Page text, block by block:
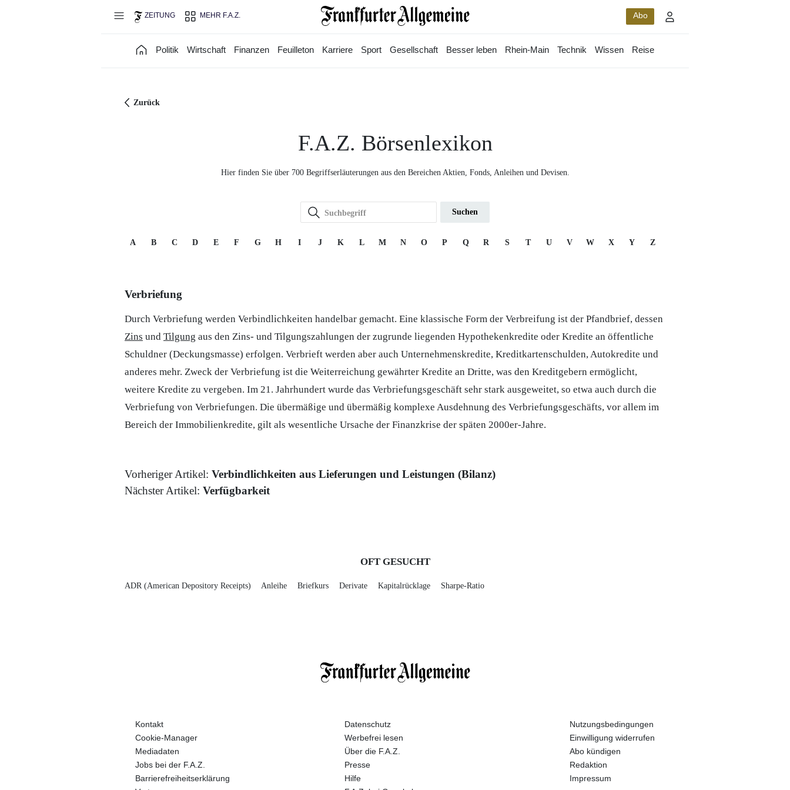
ZEITUNG MEHR F.A.Z. Abo
Politik Wirtschaft Finanzen Feuilleton Karriere Sport Gesellschaft Besser leben Rhein-Main Technik Wissen Reise
Zurück
F.A.Z. Börsenlexikon
Hier finden Sie über 700 Begriffserläuterungen aus den Bereichen Aktien, Fonds, Anleihen und Devisen.
Suchen
A B C D E F G H I J K L M N O P Q R S T U V W X Y Z
Verbriefung
Durch Verbriefung werden Verbindlichkeiten handelbar gemacht. Eine klassische Form der Verbreifung ist der Pfandbrief, dessen
Zins und Tilgung aus den Zins- und Tilgungszahlungen der zugrunde liegenden Hypothekenkredite oder Kredite an öffentliche
Schuldner (Deckungsmasse) erfolgen. Verbrieft werden aber auch Unternehmenskredite, Kreditkartenschulden, Autokredite und
anderes mehr. Zweck der Verbriefung ist die Weiterreichung gewährter Kredite an Dritte, was den Kreditgebern ermöglicht,
weitere Kredite zu vergeben. Im 21. Jahrhundert wurde das Verbriefungsgeschäft sehr stark ausgeweitet, so etwa auch durch die
Verbriefung von Verbriefungen. Die übermäßige und übermäßig komplexe Ausdehnung des Verbriefungsgeschäfts, vor allem im
Bereich der Immobilienkredite, gilt als wesentliche Ursache der Finanzkrise der späten 2000er-Jahre.
Vorheriger Artikel: Verbindlichkeiten aus Lieferungen und Leistungen (Bilanz)
Nächster Artikel: Verfügbarkeit
OFT GESUCHT
ADR (American Depository Receipts) Anleihe Briefkurs Derivate Kapitalrücklage Sharpe-Ratio
Kontakt Datenschutz
Nutzungsbedingungen
Cookie-Manager
Werbefrei lesen
Einwilligung widerrufen
Mediadaten
Über die F.A.Z.
Abo kündigen
Jobs bei der F.A.Z.
Presse
Redaktion
Barrierefreiheitserklärung
Hilfe
Impressum